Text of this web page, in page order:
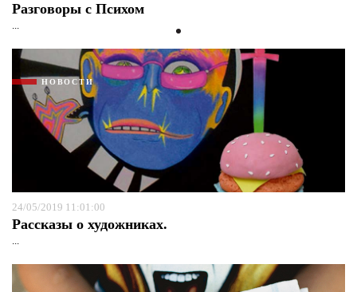
Разговоры с Психом
...
НОВОСТИ
24/05/2019 11:01:00
Рассказы о художниках.
...